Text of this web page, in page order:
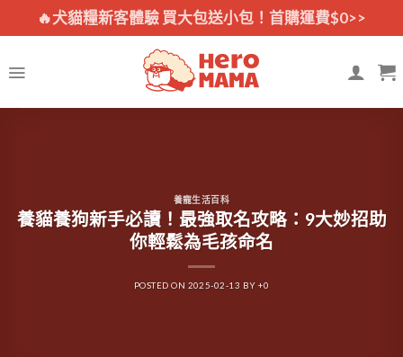
🔥犬貓糧新客體驗 買大包送小包！首購運費$0>>
養寵生活百科
養貓養狗新手必讀！最強取名攻略：9大妙招助
你輕鬆為毛孩命名
POSTED ON 2025-02-13 BY+0